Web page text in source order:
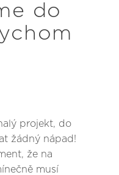
do
projekt, do
žádný nápad!
že na
musí